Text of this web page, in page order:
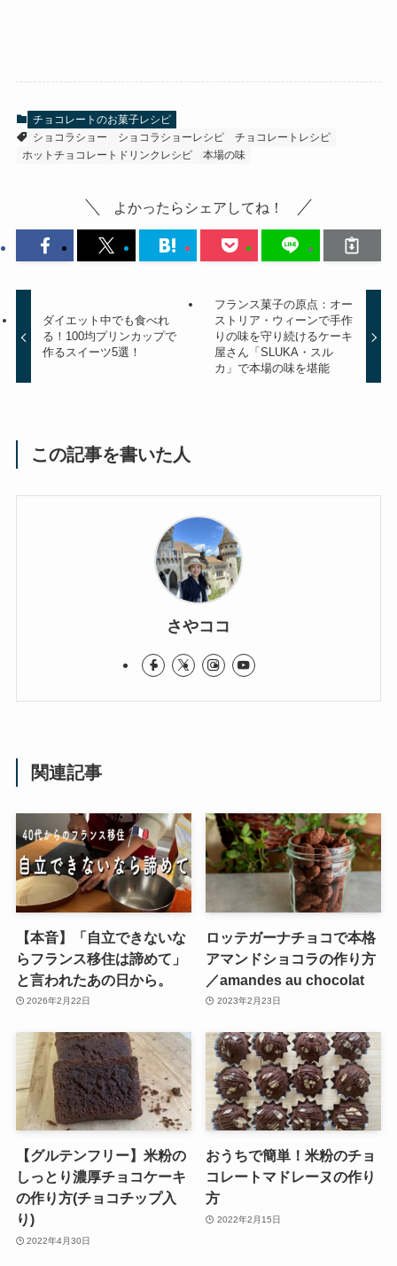
チョコレートのお菓子レシピ
ショコラショー
ショコラショーレシピ
チョコレートレシピ
ホットチョコレートドリンクレシピ
本場の味
よかったらシェアしてね！
ダイエット中でも食べれ
る！100均プリンカップで
作るスイーツ5選！
フランス菓子の原点：オー
ストリア・ウィーンで手作
りの味を守り続けるケーキ
屋さん「SLUKA・スル
カ」で本場の味を堪能
この記事を書いた人
さやココ
関連記事
【本音】「自立できないな
らフランス移住は諦めて」
と言われたあの日から。
2026年2月22日
ロッテガーナチョコで本格
アマンドショコラの作り方
／amandes au chocolat
2023年2月23日
【グルテンフリー】米粉の
しっとり濃厚チョコケーキ
の作り方(チョコチップ入
り)
2022年4月30日
おうちで簡単！米粉のチョ
コレートマドレーヌの作り
方
2022年2月15日